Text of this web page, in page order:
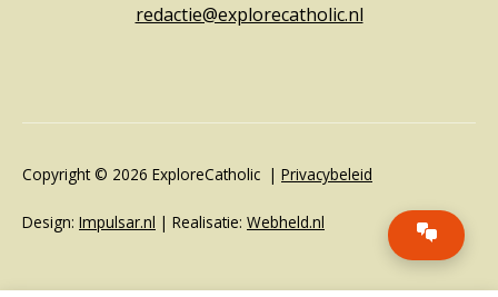
redactie@explorecatholic.nl
Copyright © 2026 ExploreCatholic | Privacybeleid
Design: Impulsar.nl | Realisatie: Webheld.nl